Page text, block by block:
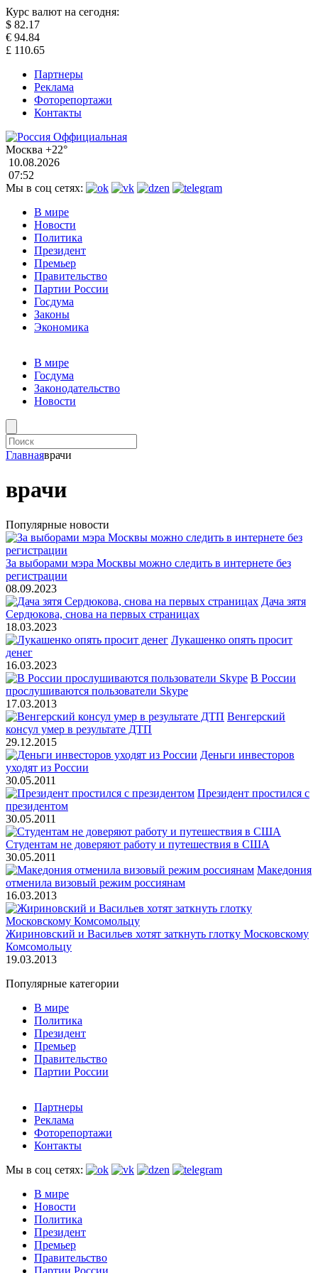
Курс валют на сегодня:
$ 82.17
€ 94.84
£ 110.65
Партнеры
Реклама
Фоторепортажи
Контакты
Москва +22°
10.08.2026
07:52
Мы в соц сетях:
В мире
Новости
Политика
Президент
Премьер
Правительство
Партии России
Госдума
Законы
Экономика
В мире
Госдума
Законодательство
Новости
Главнаяврачи
врачи
Популярные новости
За выборами мэра Москвы можно следить в интернете без
регистрации
08.09.2023
Дача зятя
Сердюкова, снова на первых страницах
18.03.2023
Лукашенко опять просит
денег
16.03.2023
В России
прослушиваются пользователи Skype
17.03.2013
Венгерский
консул умер в результате ДТП
29.12.2015
Деньги инвесторов
уходят из России
30.05.2011
Президент простился с
президентом
30.05.2011
Студентам не доверяют работу и путешествия в США
30.05.2011
Македония
отменила визовый режим россиянам
16.03.2013
Жириновский и Васильев хотят заткнуть глотку Московскому
Комсомольцу
19.03.2013
Популярные категории
В мире
Политика
Президент
Премьер
Правительство
Партии России
Партнеры
Реклама
Фоторепортажи
Контакты
Мы в соц сетях:
В мире
Новости
Политика
Президент
Премьер
Правительство
Партии России